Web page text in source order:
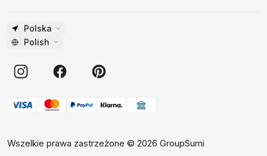
Polska
Polish
Wszelkie prawa zastrzeżone © 2026 GroupSumi